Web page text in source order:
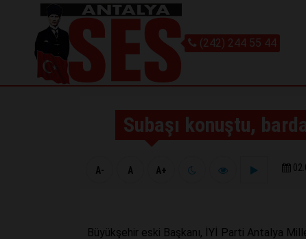
(242) 244 55 44
Subaşı konuştu,
A- A A+
Büyükşehir eski Başkanı, İYİ Parti Antalya